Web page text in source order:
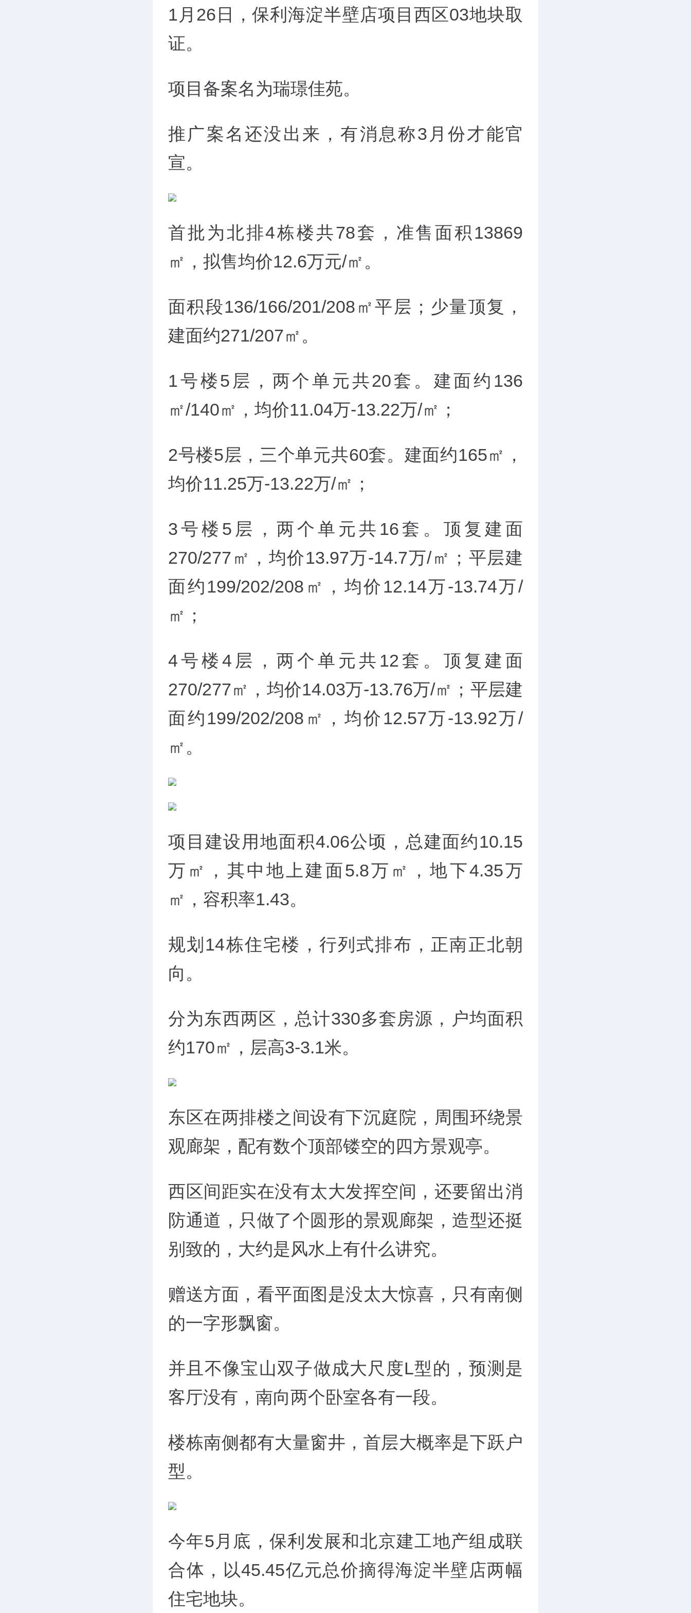
1月26日，保利海淀半壁店项目西区03地块取
证。
项目 备案名为瑞璟佳苑。
推广案名还没出来，有消息称3月份才能官
宣。
首批为北排4栋楼共78套，准售面积13869
㎡，拟售均价12.6万元/㎡。
面积段136/166/201/208 ㎡平层；少量顶复，
建面约271/207㎡。
1号楼5层，两个单元共20套。建面约136
㎡/140㎡，均价11.04万-13.22万/㎡；
2号楼5层，三个单元共60套。建面约165㎡，
均价11.25万-13.22万/㎡；
3号楼 5层
，两个单元共16套。顶复建面
270/277 ㎡，均价13.97万-14.7万/㎡；平层建
面约199/202/208 ㎡，均价12.14万-13.74万/
㎡；
4号楼4层，两个单元共12套。 顶复建面
270/277㎡，均价14.03万-13.76万/㎡；平层建
面约199/202/208 ㎡，均价12.57万-13.92万/
㎡。
项目建设用地面积4.06公顷，总建面约10.15
万㎡，其中地上建面5.8万㎡，地下4.35万
㎡，容积率1.43。
规划14栋住宅楼 ，行列式排布，正南正北朝
向。
分为东西两区， 总计330多套房源，
户均面积
约170㎡，层高3-3.1米。
东区在两排楼之间设有下沉庭院，周围环绕景
观廊架，配有数个顶部镂空的四方景观亭。
西区间距实在没有太大发挥空间，还要留出消
防通道，只做了个圆形的景观廊架，造型还挺
别致的，大约是风水上有什么讲究。
赠送方面，看平面图是没太大惊喜，只有南侧
的一字形飘窗。
并且不像宝山双子做成大尺度L型的，预测是
客厅没有，南向两个卧室各有一段。
楼栋南侧都有大量窗井，首层大概率是下跃户
型。
今年5月底，保利发展和北京建工地产组成联
合体，以45.45亿元总价摘得海淀半壁店两幅
住宅地块。